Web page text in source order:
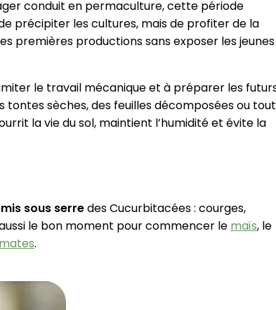
conduit en permaculture, cette période
précipiter les cultures, mais de profiter de la
premières productions sans exposer les jeunes
le travail mécanique et à préparer les
sèches, des feuilles décomposées ou tout
la vie du sol, maintient l’humidité et évite la
sous serredes Cucurbitacées : courges,
aussi le bon moment pour commencer le maïs, le
.